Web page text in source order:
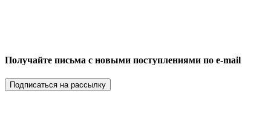
Получайте письма с новыми поступлениями по e-mail
Подписаться на рассылку